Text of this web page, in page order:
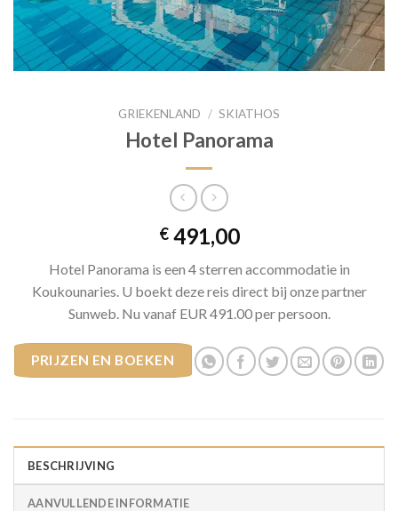
GRIEKENLAND / SKIATHOS
Hotel Panorama
€491,00
Hotel Panorama is een 4 sterren accommodatie in
Koukounaries. U boekt deze reis direct bij onze partner
Sunweb. Nu vanaf EUR 491.00 per persoon.
PRIJZEN EN BOEKEN
BESCHRIJVING
AANVULLENDE INFORMATIE